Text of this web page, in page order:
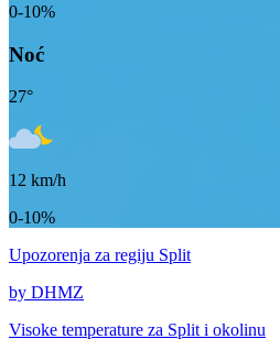
0-10%
Noć
27°
12 km/h
0-10%
Upozorenja za regiju Split
by DHMZ
Visoke temperature za Split i okolinu